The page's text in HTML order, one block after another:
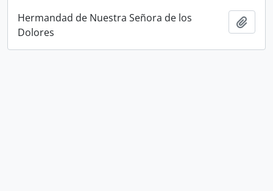
Hermandad de Nuestra Señora de los
Dolores